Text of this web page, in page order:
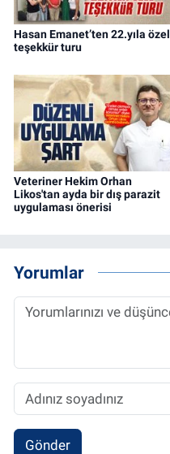
Hasan Emanet’ten 22.yıla özel
teşekkür turu
Veteriner Hekim Orhan
Likos'tan ayda bir dış parazit
uygulaması önerisi
Yorumlar
Gönder